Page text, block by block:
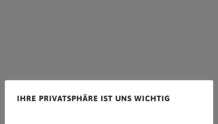
IHRE PRIVATSPHÄRE IST UNS WICHTIG